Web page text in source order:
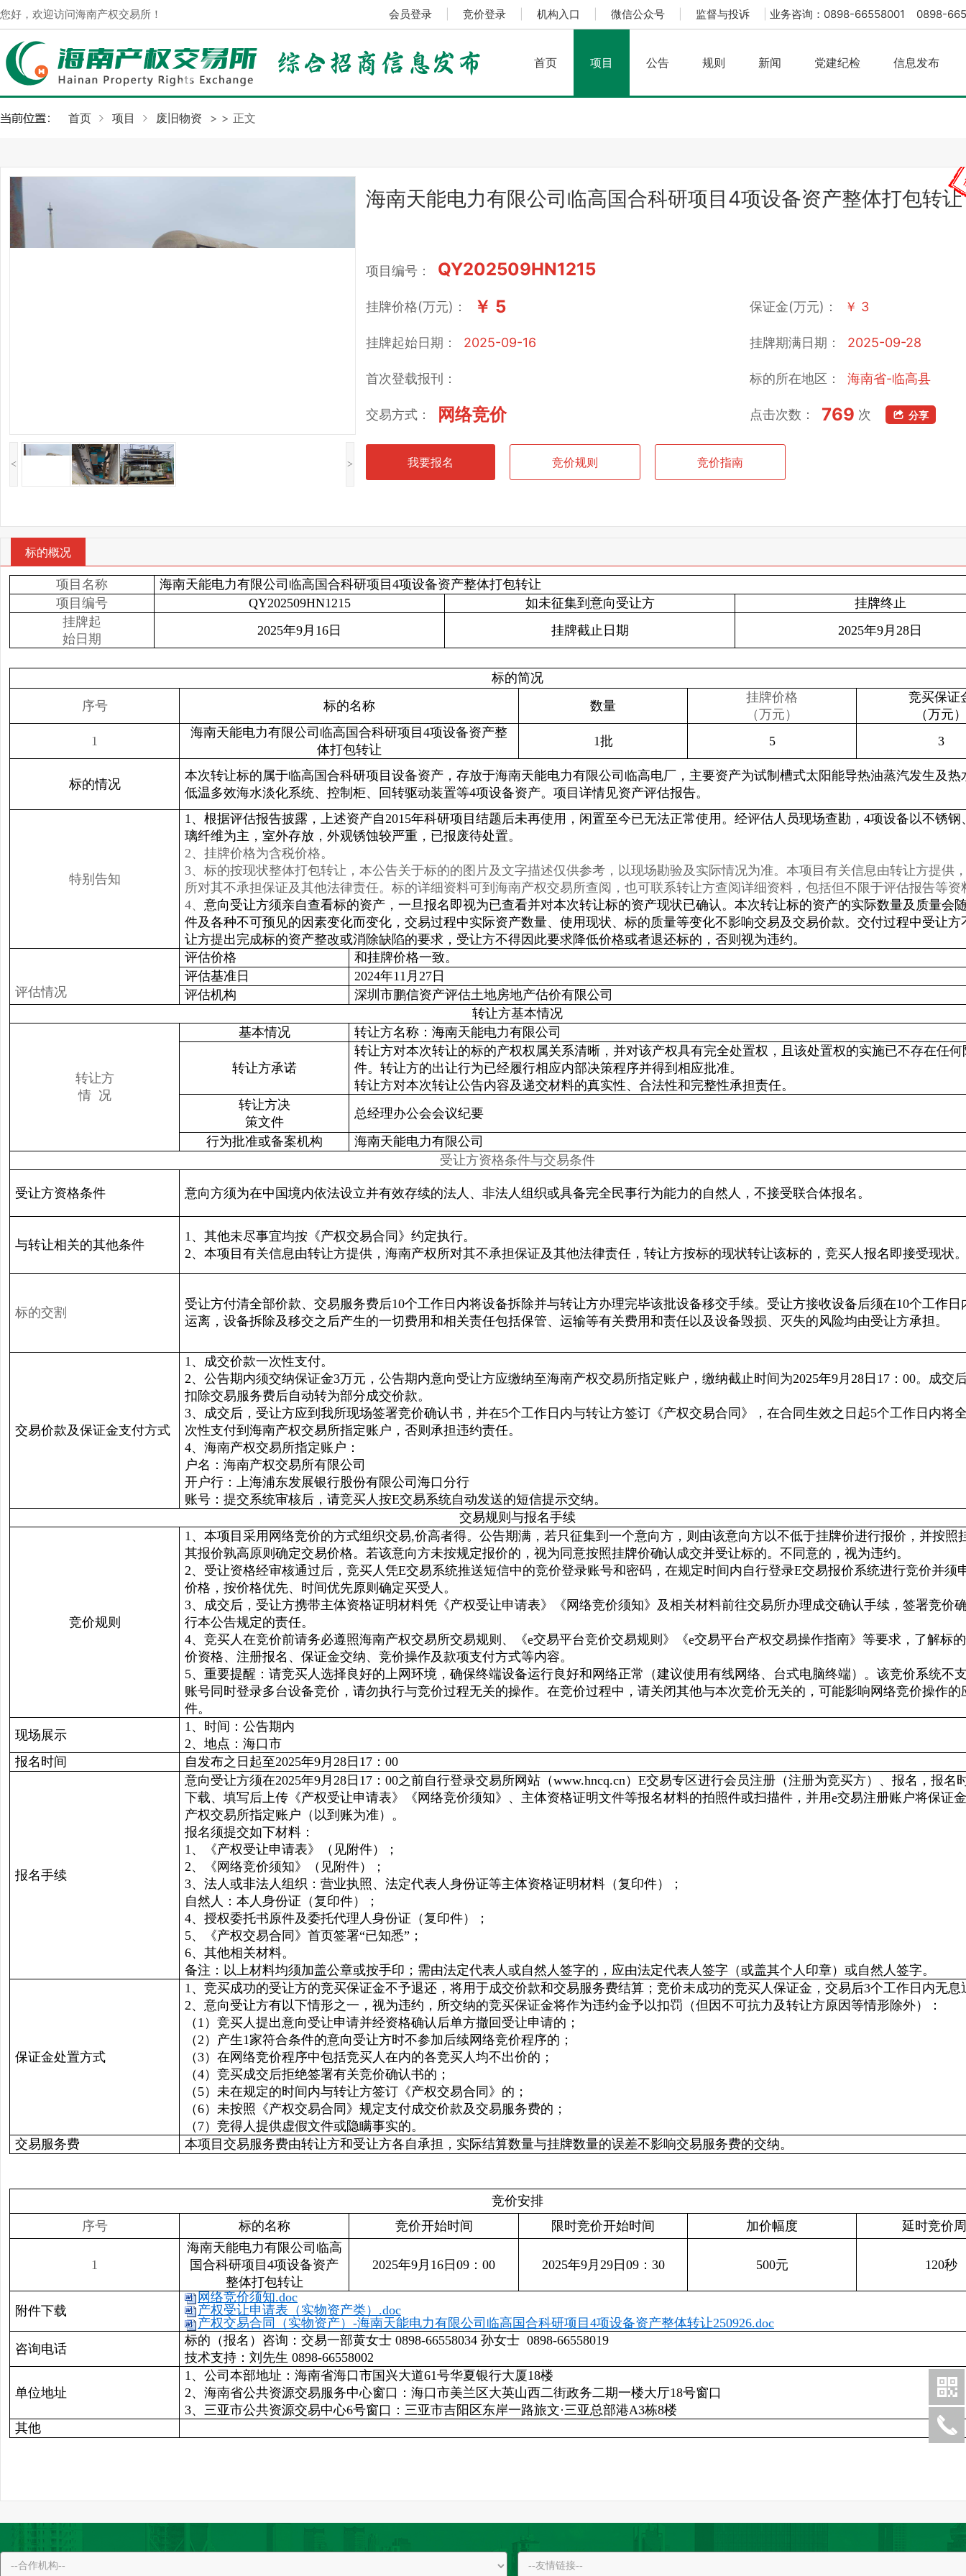
您好，欢迎访问海南产权交易所！ 会员登录 竞价登录 机构入口 微信公众号 监督与投诉 业务咨询：0898-66558001 0898-
首页 项目 公告 规则 新闻 党建纪检 信息发布
首页 项目 >
废旧物资 > 正文
< >
海南天能电力有限公司临高国合科研项目4项设备资产整体打包转让
项目编号： QY202509HN1215
挂牌价格(万元)： ￥ 5 保证金(万元)： ￥ 3
挂牌起始日期： 2025-09-16 挂牌期满日期： 2025-09-28
首次登载报刊： 标的所在地区： 海南省-临高县
交易方式： 网络竞价 点击次数： 769 次 分享
我要报名 竞价规则 竞价指南
标的概况
项目名称
海南天能电力有限公司临高国合科研项目4项设备资产整体打包转让
项目编号
QY202509HN1215 如未征集到意向受让方
挂牌终止
挂牌起
始日期
2025年9月16日 挂牌截止日期 2025年9月28日
标的简况
序号
标的名称 数量
挂牌价格
（万元）
竞买保证
（万元）
1
海南天能电力有限公司临高国合科研项目4项设备资产整
体打包转让
1批 5 3
标的情况
本次转让标的属于临高国合科研项目设备资产，存放于海南天能电力有限公司临高电厂，主要资产为试制槽式太阳能导热油蒸汽发生及热
低温多效海水淡化系统、控制柜、回转驱动装置等4项设备资产。项目详情见资产评估报告。
特别告知
1、根据评估报告披露，上述资产自2015年科研项目结题后未再使用，闲置至今已无法正常使用。经评估人员现场查勘，4项设备以不锈钢
璃纤维为主，室外存放，外观锈蚀较严重，已报废待处置。
2、挂牌价格为含税价格。
3、标的按现状整体打包转让，本公告关于标的的图片及文字描述仅供参考，以现场勘验及实际情况为准。本项目有关信息由转让方提供
所对其不承担保证及其他法律责任。标的详细资料可到海南产权交易所查阅，也可联系转让方查阅详细资料，包括但不限于评估报告等资
4、 意向受让方须亲自查看标的资产，一旦报名即视为已查看并对本次转让标的资产现状已确认。本次转让标的资产的实际数量及质量会
件及各种不可预见的因素变化而变化，交易过程中实际资产数量、使用现状、标的质量等变化不影响交易及交易价款。交付过程中受让方
让方提出完成标的资产整改或消除缺陷的要求，受让方不得因此要求降低价格或者退还标的，否则视为违约。
评估情况
评估价格
和挂牌价格一致。
评估基准日
2024年11月27日
评估机构
深圳市鹏信资产评估土地房地产估价有限公司
转让方基本情况
转让方
情 况
基本情况 转让方名称：海南天能电力有限公司
转让方承诺
转让方对本次转让的标的产权权属关系清晰，并对该产权具有完全处置权，且该处置权的实施已不存在任何
件。转让方的出让行为已经履行相应内部决策程序并得到相应批准。
转让方对本次转让公告内容及递交材料的真实性、合法性和完整性承担责任。
转让方决
策文件
总经理办公会会议纪要
行为批准或备案机构
海南天能电力有限公司
受让方资格条件与交易条件
受让方资格条件 意向方须为在中国境内依法设立并有效存续的法人、非法人组织或具备完全民事行为能力的自然人，不接受联合体报名。
与转让相关的其他条件
1、其他未尽事宜均按《产权交易合同》约定执行。
2、本项目有关信息由转让方提供，海南产权所对其不承担保证及其他法律责任，转让方按标的现状转让该标的，竞买人报名即接受现状
标的交割
受让方付清全部价款、交易服务费后10个工作日内将设备拆除并与转让方办理完毕该批设备移交手续。受让方接收设备后须在10个工作日
运离，设备拆除及移交之后产生的一切费用和相关责任包括保管、运输等有关费用和责任以及设备毁损、灭失的风险均由受让方承担。
交易价款及保证金支付方式
1、成交价款一次性支付。
2、公告期内须交纳保证金3万元，公告期内意向受让方应缴纳至海南产权交易所指定账户，缴纳截止时间为2025年9月28日17：00。成交
扣除交易服务费后自动转为部分成交价款。
3、成交后，受让方应到我所现场签署竞价确认书，并在5个工作日内与转让方签订《产权交易合同》，在合同生效之日起5个工作日内将
次性支付到海南产权交易所指定账户，否则承担违约责任。
4、海南产权交易所指定账户：
户名：海南产权交易所有限公司
开户行：上海浦东发展银行股份有限公司海口分行
账号：提交系统审核后，请竞买人按E交易系统自动发送的短信提示交纳。
交易规则与报名手续
竞价规则
1、本项目采用网络竞价的方式组织交易,价高者得。公告期满，若只征集到一个意向方，则由该意向方以不低于挂牌价进行报价，并按照
其报价孰高原则确定交易价格。若该意向方未按规定报价的，视为同意按照挂牌价确认成交并受让标的。不同意的，视为违约。
2、受让资格经审核通过后，竞买人凭E交易系统推送短信中的竞价登录账号和密码，在规定时间内自行登录E交易报价系统进行竞价并须
价格，按价格优先、时间优先原则确定买受人。
3、成交后，受让方携带主体资格证明材料凭《产权受让申请表》《网络竞价须知》及相关材料前往交易所办理成交确认手续，签署竞价
行本公告规定的责任。
4、竞买人在竞价前请务必遵照海南产权交易所交易规则、《e交易平台竞价交易规则》《e交易平台产权交易操作指南》等要求，了解标
价资格、注册报名、保证金交纳、竞价操作及款项支付方式等内容。
5、重要提醒：请竞买人选择良好的上网环境，确保终端设备运行良好和网络正常（建议使用有线网络、台式电脑终端）。该竞价系统不
账号同时登录多台设备竞价，请勿执行与竞价过程无关的操作。在竞价过程中，请关闭其他与本次竞价无关的，可能影响网络竞价操作的
件。
现场展示
1、时间：公告期内
2、地点：海口市
报名时间
自发布之日起至2025年9月28日17：00
报名手续
意向受让方须在2025年9月28日17：00之前自行登录交易所网站（www.hncq.cn）E交易专区进行会员注册（注册为竞买方）、报名，报名
下载、填写后上传《产权受让申请表》《网络竞价须知》、主体资格证明文件等报名材料的拍照件或扫描件，并用e交易注册账户将保证
产权交易所指定账户（以到账为准）。
报名须提交如下材料：
1、《产权受让申请表》（见附件）；
2、《网络竞价须知》（见附件）；
3、法人或非法人组织：营业执照、法定代表人身份证等主体资格证明材料（复印件）；
自然人：本人身份证（复印件）；
4、授权委托书原件及委托代理人身份证（复印件）；
5、《产权交易合同》首页签署“已知悉”；
6、其他相关材料。
备注：以上材料均须加盖公章或按手印；需由法定代表人或自然人签字的，应由法定代表人签字（或盖其个人印章）或自然人签字。
保证金处置方式
1、竞买成功的受让方的竞买保证金不予退还，将用于成交价款和交易服务费结算；竞价未成功的竞买人保证金，交易后3个工作日内无息
2、意向受让方有以下情形之一，视为违约，所交纳的竞买保证金将作为违约金予以扣罚（但因不可抗力及转让方原因等情形除外）：
（1）竞买人提出意向受让申请并经资格确认后单方撤回受让申请的；
（2）产生1家符合条件的意向受让方时不参加后续网络竞价程序的；
（3）在网络竞价程序中包括竞买人在内的各竞买人均不出价的；
（4）竞买成交后拒绝签署有关竞价确认书的；
（5）未在规定的时间内与转让方签订《产权交易合同》的；
（6）未按照《产权交易合同》规定支付成交价款及交易服务费的；
（7）竞得人提供虚假文件或隐瞒事实的。
交易服务费
本项目交易服务费由转让方和受让方各自承担，实际结算数量与挂牌数量的误差不影响交易服务费的交纳。
竞价安排
序号
标的名称 竞价开始时间 限时竞价开始时间 加价幅度 延时竞价
1
海南天能电力有限公司临高
国合科研项目4项设备资产
整体打包转让
2025年9月16日09：00 2025年9月29日09：30 500元 120秒
附件下载
网络竞价须知.doc
产权受让申请表（实物资产类）.doc
产权交易合同（实物资产）-海南天能电力有限公司临高国合科研项目4项设备资产整体转让250926.doc
咨询电话
标的（报名）咨询： 交易一部黄女士 0898-66558034 孙女士 0898-66558019
技术支持：刘先生 0898-66558002
单位地址
1、公司本部地址：海南省海口市国兴大道61号华夏银行大厦18楼
2、海南省公共资源交易服务中心窗口：海口市美兰区大英山西二街政务二期一楼大厅18号窗口
3、三亚市公共资源交易中心6号窗口：三亚市吉阳区东岸一路旅文·三亚总部港A3栋8楼
其他